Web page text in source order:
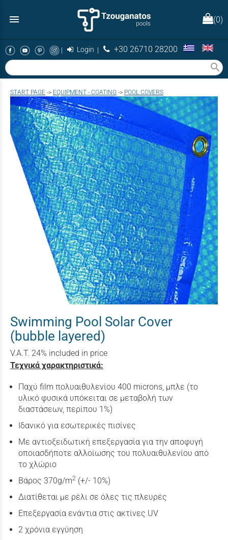
menu (0)
| Login | +30 26710 28200
search
START PAGE -> EQUIPMENT - COATING -> POOL COVERS
Swimming Pool Solar Cover
(bubble layered)
V.A.T. 24% included in price
Τεχνικά χαρακτηριστικά:
Παχύ film πολυαιθυλενίου 400 microns, μπλε (το
υλικό φυσικά υπόκειται σε μεταβολή των
διαστάσεων, περίπου 1%)
Ιδανικό για εσωτερικές πισίνες
Με αντιοξειδωτική επεξεργασία για την αποφυγή
οποιασδήποτε αλλοίωσης του πολυαιθυλενίου από
το χλώριο
Βάρος 370g/m2 (+/- 10%)
Διατίθεται με ρέλι σε όλες τις πλευρές
Επεξεργασία ενάντια στις ακτίνες UV
2 χρόνια εγγύηση